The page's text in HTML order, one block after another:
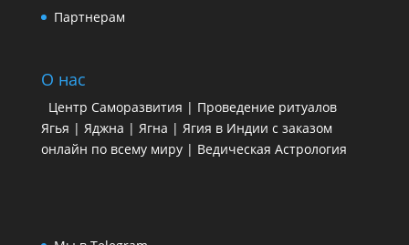
Партнерам
О нас
Центр Саморазвития | Проведение ритуалов
Ягья | Яджна | Ягна | Ягия в Индии с заказом
онлайн по всему миру | Ведическая Астрология